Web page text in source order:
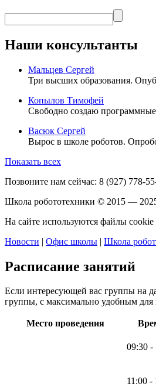
Наши консультанты
Мальцев Сергей
Три высших образования.
Копылов Тимофей
Свободно создаю
Васюк Сергей
Вырос в школе роботов.
Показать всех
Позвоните нам сейчас: 8 (927) 778-
Школа робототехники © 2015 —
На сайте используются файлы
Новости | Офис школы | Школа
Расписание занятий
Если интересующей вас группы на
группы, с максимально удобным для
Место проведения
09:30 -
11:00 -